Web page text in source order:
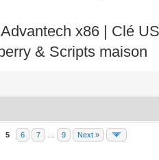
x86 | Clé
& Scripts maison
5 6 7 9 Next »